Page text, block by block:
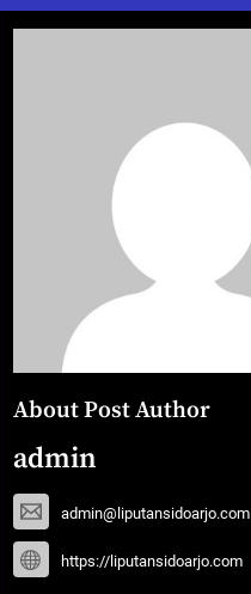
About Post Author
admin
admin@liputansidoarjo.com
https://liputansidoarjo.com